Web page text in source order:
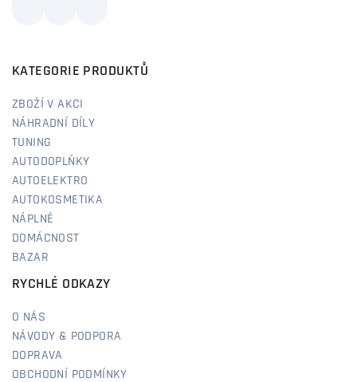
KATEGORIE PRODUKTŮ
ZBOŽÍ V AKCI
NÁHRADNÍ DÍLY
TUNING
AUTODOPLŇKY
AUTOELEKTRO
AUTOKOSMETIKA
NÁPLNĚ
DOMÁCNOST
BAZAR
RYCHLÉ ODKAZY
O NÁS
NÁVODY & PODPORA
DOPRAVA
OBCHODNÍ PODMÍNKY